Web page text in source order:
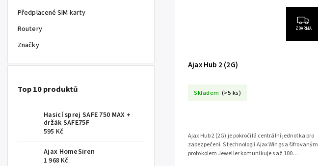
Předplacené SIM karty
Routery
Značky
Top 10 produktů
Hasicí sprej SAFE 750 MAX +
držák SAFE75F
595 Kč
Ajax HomeSiren
1 968 Kč
ZDARMA
Ajax Hub 2 (2G)
Skladem (>5 ks)
Ajax Hub 2 (2G) je pokročilá centrální jednotka pro
zabezpečení. S technologií Ajax Wings a šifrovaným
protokolem Jeweller komunikuje s až 100